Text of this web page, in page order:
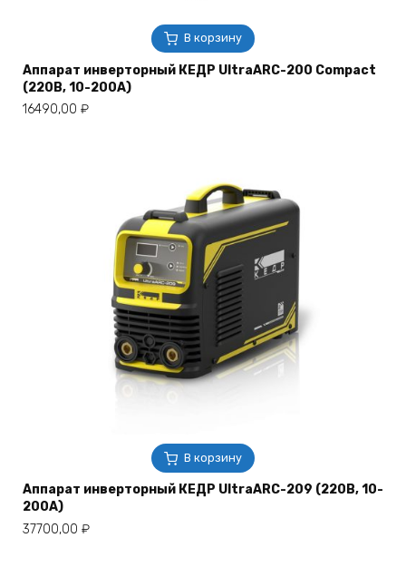
В корзину
Аппарат инверторный КЕДР UltraARC-200 Compact
(220В, 10-200А)
16490,00 ₽
В корзину
Аппарат инверторный КЕДР UltraARC-209 (220В, 10-
200А)
37700,00 ₽